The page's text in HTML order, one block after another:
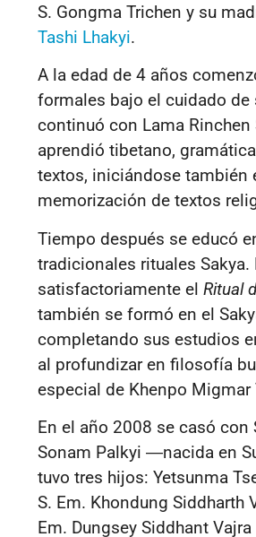
S. Gongma Trichen y su
Tashi Lhakyi.
A la edad de 4 años
formales bajo el cuidado de
continuó con Lama Rinchen
aprendió tibetano,
textos, iniciándose también
memorización de textos
Tiempo después se educó
tradicionales rituales Sakya.
satisfactoriamente el Ritual
también se formó en el
completando sus estudios
al profundizar en filosofía
especial de Khenpo Migmar
En el año 2008 se casó con
Sonam Palkyi ―nacida en
tuvo tres hijos: Yetsunma
S. Em. Khondung Siddharth
Em. Dungsey Siddhant